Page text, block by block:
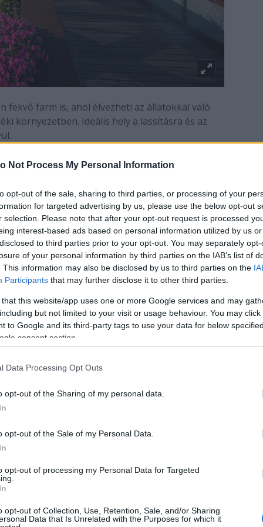
Not Process My Personal Information
opt-out of the sale, sharing to third parties, or processing of your
for targeted advertising by us, please use the below opt-out
selection. Please note that after your opt-out request is processed
interest-based ads based on personal information utilized by us
to third parties prior to your opt-out. You may separately
of your personal information by third parties on the IAB’s list of
This information may also be disclosed by us to third parties on the
Participants that may further disclose it to other third parties.
that this website/app uses one or more Google services and may
but not limited to your visit or usage behaviour. You may
to Google and its third-party tags to use your data for below
consent section.
Data Processing Opt Outs
opt-out of the Sharing of my personal data.
opt-out of the Sale of my Personal Data.
opt-out of processing my Personal Data for Targeted
opt-out of Collection, Use, Retention, Sale, and/or Sharing
Data that Is Unrelated with the Purposes for which it
fekvő farm is, ahol élvezheti az állatokkal való
környezetben. Ideális hely a lassításra és az
Horal MTB Maraton során 2026. augusztus 8-án,
közé tartozik. Évről évre vonzza a profikat és a
és felejthetetlen kilátást kínál a tátrai
– a folklórünnepektől a sportos eseményekig,
lesz, amelyre szeptember 11. és 15. között kerül sor
fölött felejthetetlen hangulatot és egyedülálló
és a nyugalmat, a Tátra Hegyalja ideális
és más – lassabb és élménydúsabb –
and Sports of the Slovak Republic.
szerelmeseit és azokat is, akik a
tevékenységek sokfélesége, a kivételes
teszi, amely többet ér egyetlen látogatásnál.
listáján szerepel, az egyik legszebb
a Városháza teret a gyönyörű gótikus
Városházával – az első reneszánsz épülettel